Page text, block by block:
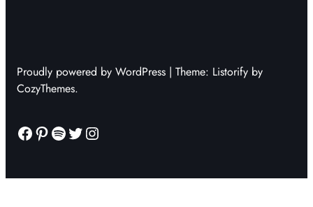
Proudly powered by WordPress | Theme: Listorify by
CozyThemes.
Facebook
Pinterest
Spotify
TwitterInstagram